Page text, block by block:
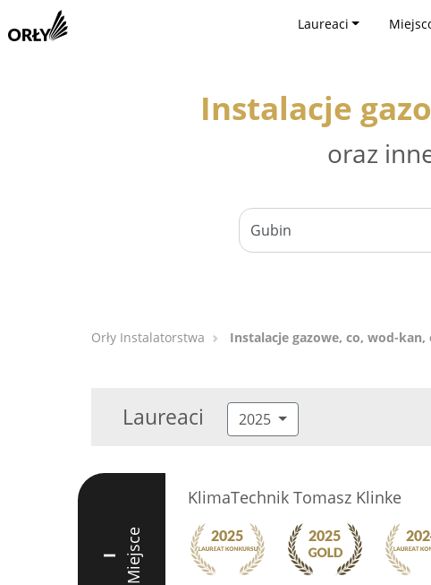
Laureaci
Instalacje
oraz
Orły Instalatorstwa Instalacje gazowe, co, wod-
Laureaci 2025
I Miejsce
KlimaTechnik Tomasz Klinke